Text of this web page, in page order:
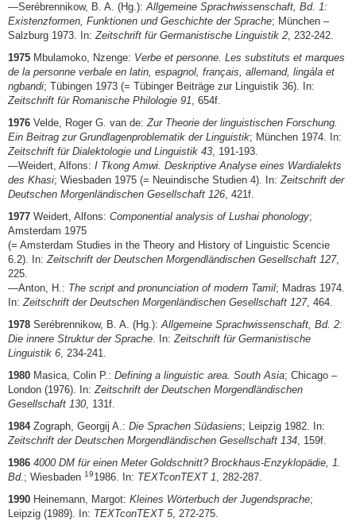
—Serébrennikow, B. A. (Hg.):Allgemeine Sprachwissenschaft, Bd. 1:
Existenzformen, Funktionen und Geschichte der Sprache; München –
Salzburg 1973. In:Zeitschrift für Germanistische Linguistik 2, 232-242.
1975 Mbulamoko, Nzenge: Verbe et personne. Les substituts et marques
de la personne verbale en latin, espagnol, français, allemand, lingála et
ngbandi; Tübingen 1973 (= Tübinger Beiträge zur Linguistik 36). In:
Zeitschrift für Romanische Philologie 91, 654f.
1976 Velde, Roger G. van de:Zur Theorie der linguistischen Forschung.
Ein Beitrag zur Grundlagenproblematik der Linguistik; München 1974. In:
Zeitschrift für Dialektologie und Linguistik 43, 191-193.
—Weidert, Alfons: I Tkong Amwi. Deskriptive Analyse eines Wardialekts
des Khasi; Wiesbaden 1975 (= Neuindische Studien 4). In:Zeitschrift der
Deutschen Morgenländischen Gesellschaft 126, 421f.
1977 Weidert, Alfons: Componential analysis of Lushai phonology;
Amsterdam 1975
(= Amsterdam Studies in the Theory and History of Linguistic Scencie
6.2). In:Zeitschrift der Deutschen Morgendländischen Gesellschaft 127,
225.
—Anton, H.: The script and pronunciation of modern Tamil; Madras 1974.
In:Zeitschrift der Deutschen Morgenländischen Gesellschaft 127, 464.
1978 Serébrennikow, B. A. (Hg.):Allgemeine Sprachwissenschaft, Bd. 2:
Die innere Struktur der Sprache. In:Zeitschrift für Germanistische
Linguistik 6, 234-241.
1980 Masica, Colin P.: Defining a linguistic area. South Asia; Chicago –
London (1976). In:Zeitschrift der Deutschen Morgendländischen
Gesellschaft 130, 131f.
1984Zograph, Georgij A.: Die Sprachen Südasiens; Leipzig 1982. In:
Zeitschrift der Deutschen Morgendländischen Gesellschaft 134, 159f.
1986 4000 DM für einen Meter Goldschnitt? Brockhaus-Enzyklopädie, 1.
Bd.; Wiesbaden 191986. In: TEXTconTEXT 1, 282-287.
1990 Heinemann, Margot: Kleines Wörterbuch der Jugendsprache;
Leipzig (1989). In: TEXTconTEXT 5, 272-275.